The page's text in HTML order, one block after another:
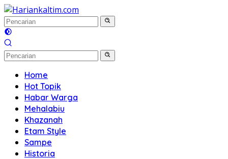
Langsung
ke
konten
Home
Hot Topik
Habar Warga
Mehalabiu
Khazanah
Etam Style
Sampe
Historia